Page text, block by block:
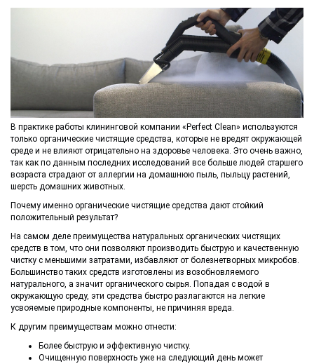
В практике работы клининговой компании «Perfect Clean» используются
только органические чистящие средства, которые не вредят окружающей
среде и не влияют отрицательно на здоровье человека. Это очень важно,
так как по данным последних исследований все больше людей старшего
возраста страдают от аллергии на домашнюю пыль, пыльцу растений,
шерсть домашних животных.
Почему именно органические чистящие средства дают стойкий
положительный результат?
На самом деле преимущества натуральных органических чистящих
средств в том, что они позволяют производить быструю и качественную
чистку с меньшими затратами, избавляют от болезнетворных микробов.
Большинство таких средств изготовлены из возобновляемого
натурального, а значит органического сырья. Попадая с водой в
окружающую среду, эти средства быстро разлагаются на легкие
усвояемые природные компоненты, не причиняя вреда.
К другим преимуществам можно отнести:
Более быструю и эффективную чистку.
Очищенную поверхность уже на следующий день может